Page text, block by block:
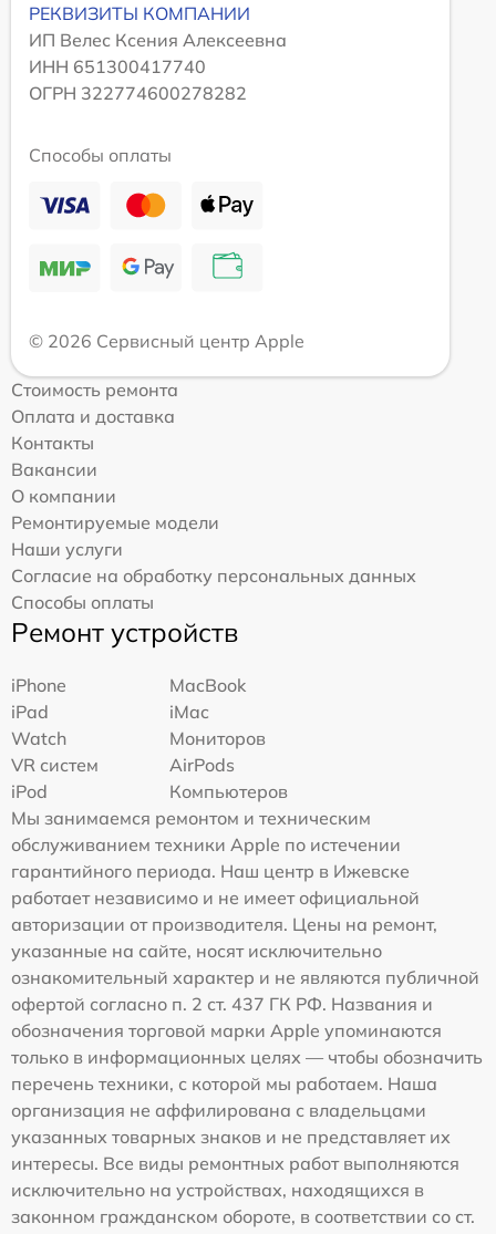
РЕКВИЗИТЫ КОМПАНИИ
ИП Велес Ксения Алексеевна
ИНН 651300417740
ОГРН 322774600278282
Способы оплаты
© 2026 Сервисный центр Apple
Стоимость ремонта
Оплата и доставка
Контакты
Вакансии
О компании
Ремонтируемые модели
Наши услуги
Согласие на обработку персональных данных
Способы оплаты
Ремонт устройств
iPhone
MacBook
iPad
iMac
Watch
Мониторов
VR систем
AirPods
iPod
Компьютеров
Мы занимаемся ремонтом и техническим
обслуживанием техники Apple по истечении
гарантийного периода. Наш центр в Ижевске
работает независимо и не имеет официальной
авторизации от производителя. Цены на ремонт,
указанные на сайте, носят исключительно
ознакомительный характер и не являются публичной
офертой согласно п. 2 ст. 437 ГК РФ. Названия и
обозначения торговой марки Apple упоминаются
только в информационных целях — чтобы обозначить
перечень техники, с которой мы работаем. Наша
организация не аффилирована с владельцами
указанных товарных знаков и не представляет их
интересы. Все виды ремонтных работ выполняются
исключительно на устройствах, находящихся в
законном гражданском обороте, в соответствии со ст.